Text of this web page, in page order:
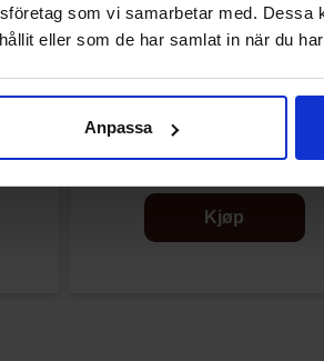
som vi samarbetar med. Dessa
eller som de har samlat in när du
Anpassa
Hello Kitty Surprise
22.90 kr
Kjøp